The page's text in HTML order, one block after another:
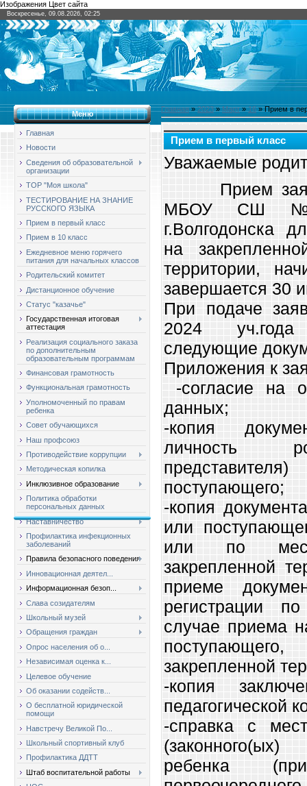
Изображения Цвет сайта
Воскресенье, 09.08.2026, 02:25
Меню
Главная
Новости
Сведения об образовательной
организации
ТОР "Моя школа"
ТЕСТИРОВАНИЕ НА ЗНАНИЕ
РУССКОГО ЯЗЫКА
Прием в первый класс
Прием в 10 класс
Ежедневное меню горячего
питания для начальных классов
Родительский комитет
Дистанционное обучение
Статус "казачье"
Государственная итоговая
аттестация
Реализация социального заказа
по дополнительным
образовательным программам
Финансовая грамотность
Функциональная грамотность
Уполномоченный по правам
ребенка
Совет обучающихся
Наш профсоюз
Противодействие коррупции
Методическая копилка
Инклюзивное образование
Политика обработки
персональных данных
Наставничество
Профилактика инфекционных
заболеваний
Правила безопасного поведения
Инновационная деятел...
Информационная безоп...
Слава созидателям
Школьный музей
Обращения граждан
Опрос населения об о...
Независимая оценка к...
Целевое обучение
Об оказании содейств...
О бесплатной юридической
помощи
Навстречу Великой По...
Школьный спортивный клуб
Профилактика ДДТТ
Штаб воспитательной работы
Главная»2023 » Март » 16» Прием в
Прием в первый класс
Уважаемые
Прием
МБОУ СШ
г.Волгодонска
на
территории,
завершается 30
При подаче
2024
следующие
Приложения к
-согласие на
данных;
-копия
личность
поступающего;
-копия
или
или по
закрепленной
приеме
регистрации
случае приема
закрепленной
-копия
педагогической
-справка с
ребенка